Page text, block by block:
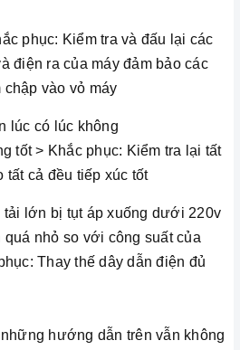
phục: Kiểm tra và đấu lại các
điện ra của máy đảm bảo các
vào vỏ máy
lúc có lúc không
tốt > Khắc phục: Kiểm tra lại tất
tất cả đều tiếp xúc tốt
tải lớn bị tụt áp xuống dưới 220v
nhỏ so với công suất của
Thay thế dây dẫn điện đủ
hướng dẫn trên vẫn không